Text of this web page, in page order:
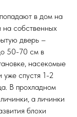
в дом на
на собственных
дверь –
50-70 см в
насекомые
уже спустя 1-2
В прохладном
а личинки
блохи